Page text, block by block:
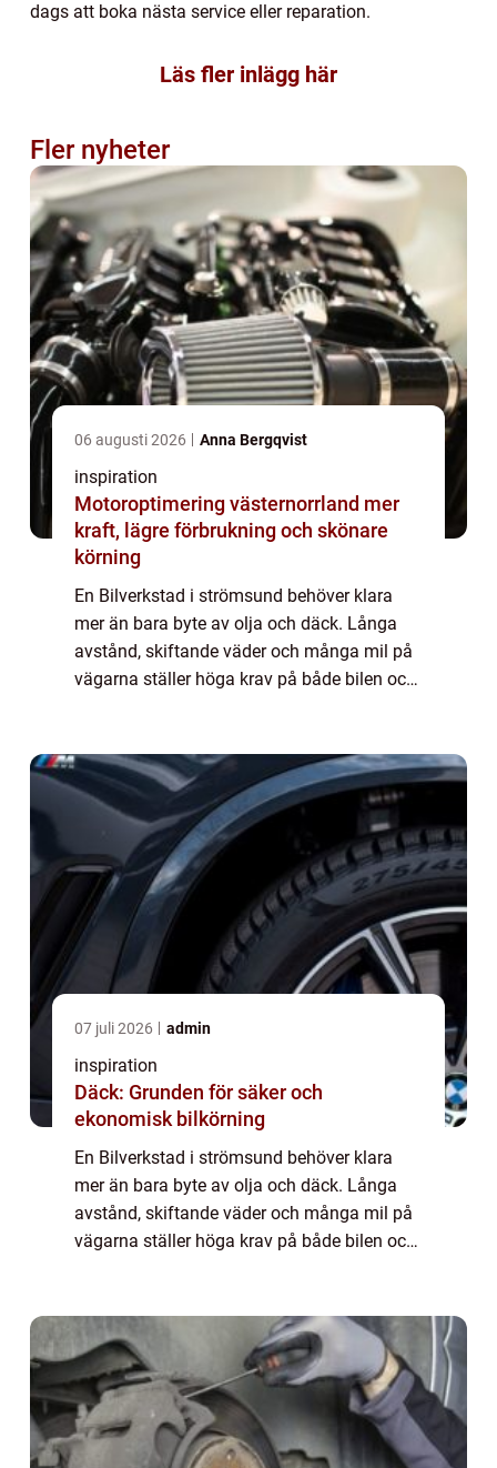
dags att boka nästa service eller reparation.
Läs fler inlägg här
Fler nyheter
06 augusti 2026 Anna Bergqvist
inspiration
Motoroptimering västernorrland mer
kraft, lägre förbrukning och skönare
körning
En Bilverkstad i strömsund behöver klara
mer än bara byte av olja och däck. Långa
avstånd, skiftande väder och många mil på
vägarna ställer höga krav på både bilen och
07 juli 2026 admin
inspiration
Däck: Grunden för säker och
ekonomisk bilkörning
En Bilverkstad i strömsund behöver klara
mer än bara byte av olja och däck. Långa
avstånd, skiftande väder och många mil på
vägarna ställer höga krav på både bilen och